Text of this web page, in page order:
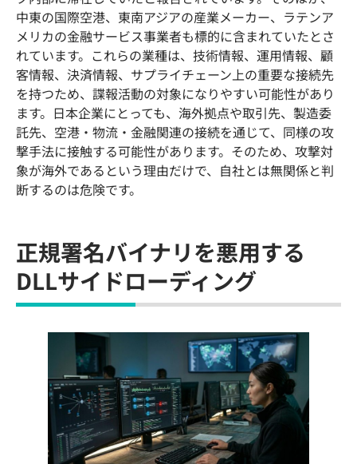
中東の国際空港、東南アジアの産業メーカー、ラテンア
メリカの金融サービス事業者も標的に含まれていたとさ
れています。これらの業種は、技術情報、運用情報、顧
客情報、決済情報、サプライチェーン上の重要な接続先
を持つため、諜報活動の対象になりやすい可能性があり
ます。日本企業にとっても、海外拠点や取引先、製造委
託先、空港・物流・金融関連の接続を通じて、同様の攻
撃手法に接触する可能性があります。そのため、攻撃対
象が海外であるという理由だけで、自社とは無関係と判
断するのは危険です。
正規署名バイナリを悪用する
DLLサイドローディング